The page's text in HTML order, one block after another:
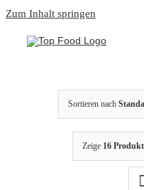
Zum Inhalt springen
Sortieren nach
Zeige 16